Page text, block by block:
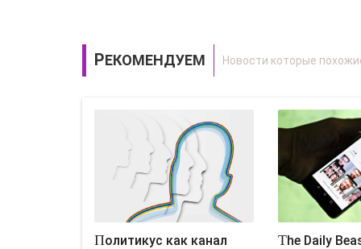
РЕКОМЕНДУЕМ
Политикус как канал The Daily Beast (США): ни